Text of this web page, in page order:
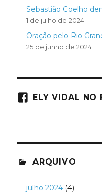
Sebastião Coelho
1 de julho de 2024
Oração pelo Rio
25 de junho de 2024
ELY VIDAL NO
ARQUIVO
julho 2024(4)